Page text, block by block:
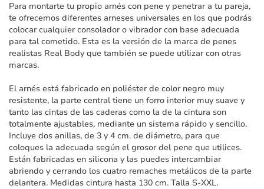
Para montarte tu propio arnés con pene y penetrar a tu pareja,
te ofrecemos diferentes arneses universales en los que podrás
colocar cualquier consolador o vibrador con base adecuada
para tal cometido. Esta es la versión de la marca de penes
realistas Real Body que también se puede utilizar con otras
marcas.
El arnés está fabricado en poliéster de color negro muy
resistente, la parte central tiene un forro interior muy suave y
tanto las cintas de las caderas como la de la cintura son
totalmente ajustables, mediante un sistema rápido y sencillo.
Incluye dos anillas, de 3 y 4 cm. de diámetro, para que
coloques la adecuada según el grosor del pene que utilices.
Están fabricadas en silicona y las puedes intercambiar
abriendo y cerrando los cuatro remaches metálicos de la parte
delantera. Medidas cintura hasta 130 cm. Talla S-XXL.